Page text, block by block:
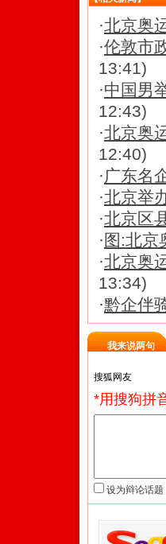
·北京奥
·伦敦市
13:41)
·中国男
12:43)
·北京奥
12:40)
·广东名
·北京举
·北京区
· 图:北京
·北京奥
13:34)
·黔企伴
我来说两句
*用搜狗拼
设为辩论话